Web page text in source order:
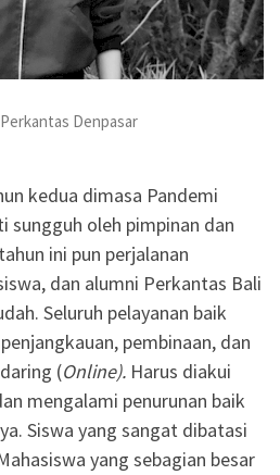
Denpasar
kedua dimasa Pandemi
sungguh oleh pimpinan dan
ini pun perjalanan
dan alumni Perkantas Bali
Seluruh pelayanan baik
pembinaan, dan
(Online). Harus diakui
mengalami penurunan baik
Siswa yang sangat dibatasi
yang sebagian besar